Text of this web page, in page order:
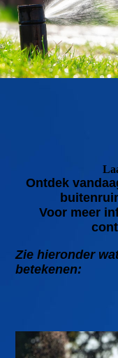
Ontdek
Voor meer
Zie hieronder
betekenen: